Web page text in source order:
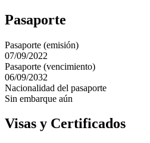
Pasaporte
Pasaporte (emisión)
07/09/2022
Pasaporte (vencimiento)
06/09/2032
Nacionalidad del pasaporte
Sin embarque aún
Visas y Certificados